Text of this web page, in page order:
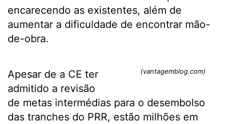
encarecendo as existentes, além de
aumentar a dificuldade de encontrar mão-
de-obra.
(vantagemblog.com)
Apesar de a CE ter
admitido a revisão
de metas intermédias para o desembolso
das tranches do PRR, estão milhões em